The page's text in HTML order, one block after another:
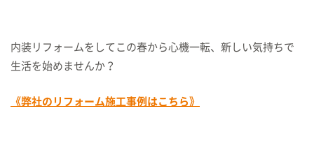
内装リフォームをしてこの春から心機一転、新しい気持ちで
生活を始めませんか？
《弊社のリフォーム施工事例はこちら》